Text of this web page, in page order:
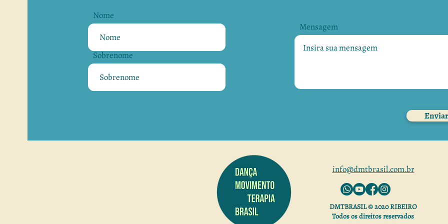
Nome
Sobrenome
Mensagem
Enviar
info@dmtbrasil.com.br
DMTBRASIL © 2020 RIBEIRO
Todos os direitos reservados